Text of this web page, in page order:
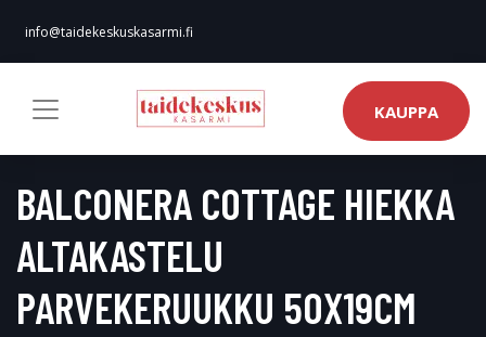
info@taidekeskuskasarmi.fi
KAUPPA
BALCONERA COTTAGE HIEKKA
ALTAKASTELU
PARVEKERUUKKU 50X19CM